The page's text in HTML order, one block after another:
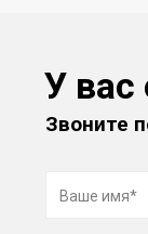
У вас
Звоните